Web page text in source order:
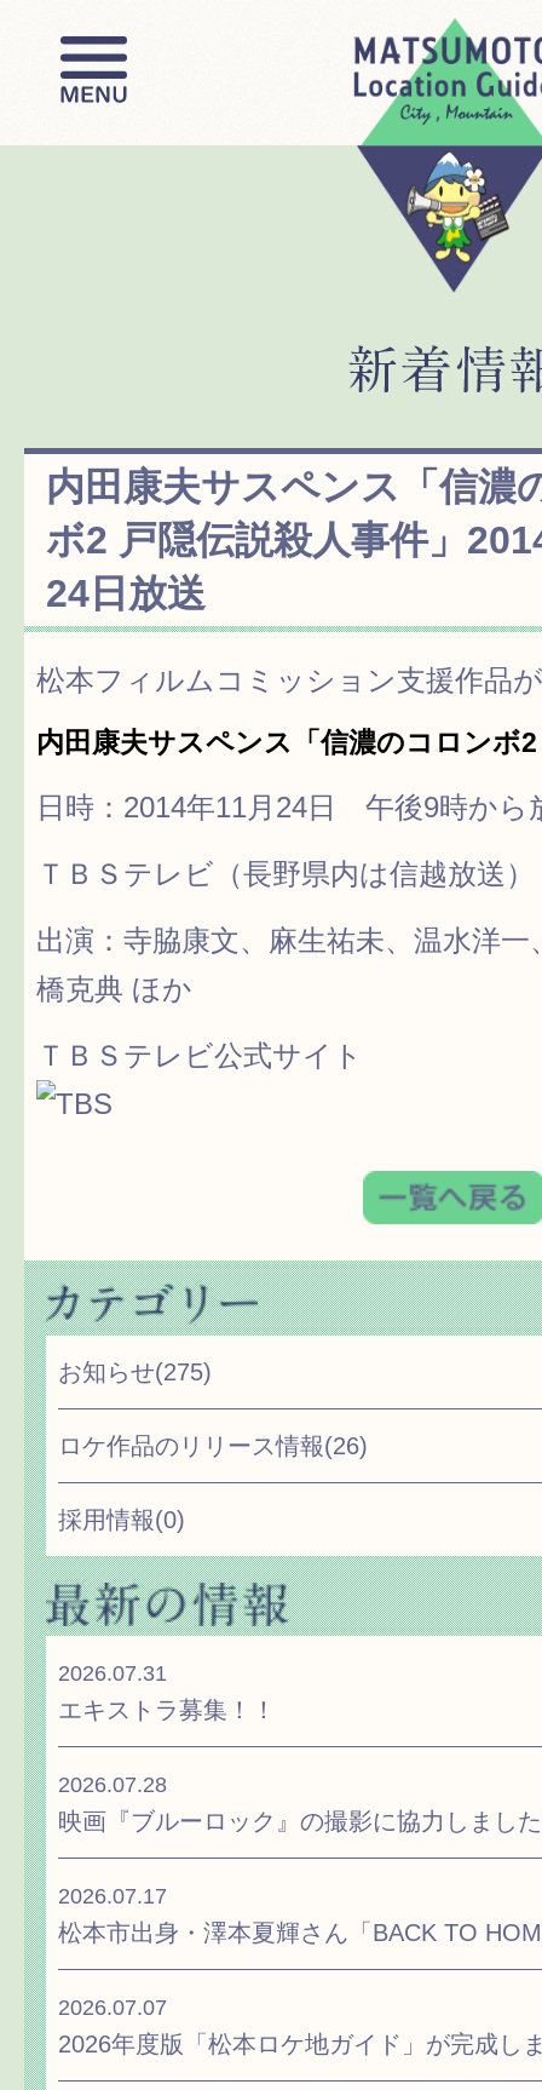
内田康夫サスペンス「信濃
ボ2 戸隠伝説殺人事件」
24日放送
松本フィルムコミッション支援作品
内田康夫サスペンス「信濃のコロンボ
日時：2014年11月24日 午後9時から
ＴＢＳテレビ（長野県内は信越放送）
出演：寺脇康文、麻生祐未、温水洋
橋克典 ほか
ＴＢＳテレビ公式サイト
お知らせ(275)
ロケ作品のリリース情報(26)
採用情報(0)
2026.07.31
エキストラ募集！！
2026.07.28
映画『ブルーロック』の撮影に協力しまし
2026.07.17
松本市出身・澤本夏輝さん「BACK TO
2026.07.07
2026年度版「松本ロケ地ガイド」が完成し